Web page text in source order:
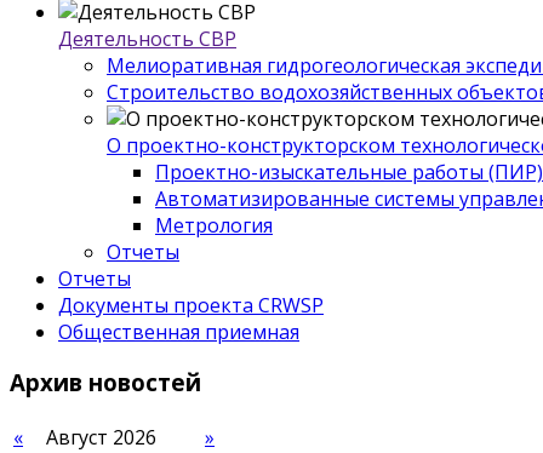
Деятельность СВР
Мелиоративная гидрогеологическая
Строительство водохозяйственных
О проектно-конструкторском
Проектно-изыскательные работы (ПИР)
Автоматизированные системы
Метрология
Отчеты
Отчеты
Документы проекта CRWSP
Общественная приемная
Архив новостей
« Август 2026
»